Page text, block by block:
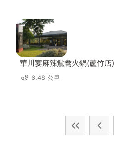
華川宴麻辣鴛鴦火鍋(蘆竹店)
6.48 公里